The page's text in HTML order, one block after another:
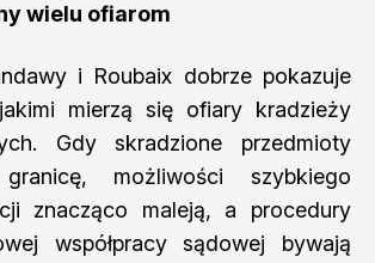
wielu ofiarom
i Roubaix dobrze pokazuje
mierzą się ofiary kradzieży
Gdy skradzione przedmioty
możliwości szybkiego
znacząco maleją, a procedury
współpracy sądowej bywają